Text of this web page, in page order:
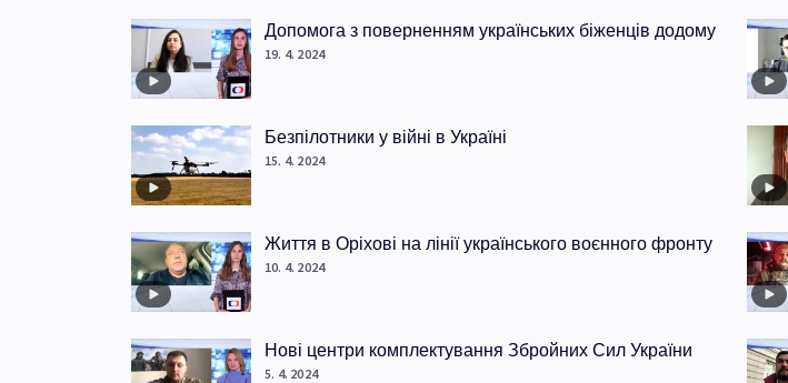
Допомога з поверненням українських біженців додому
19. 4. 2024
Безпілотники у війні в Україні
15. 4. 2024
Життя в Оріхові на лінії українського воєнного фронту
10. 4. 2024
Нові центри комплектування Збройних Сил України
5. 4. 2024